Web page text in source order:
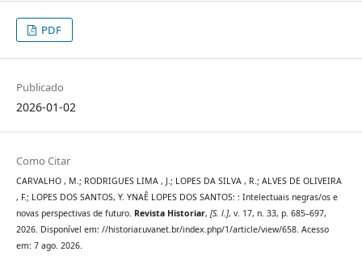
PDF
Publicado
2026-01-02
Como Citar
CARVALHO , M.; RODRIGUES LIMA , J.; LOPES DA SILVA , R.; ALVES DE OLIVEIRA
, F.; LOPES DOS SANTOS, Y. YNAÊ LOPES DOS SANTOS: : Intelectuais negras/os e
novas perspectivas de futuro. Revista Historiar, [S. l.], v. 17, n. 33, p. 685–697,
2026. Disponível em: //historiar.uvanet.br/index.php/1/article/view/658. Acesso
em: 7 ago. 2026.